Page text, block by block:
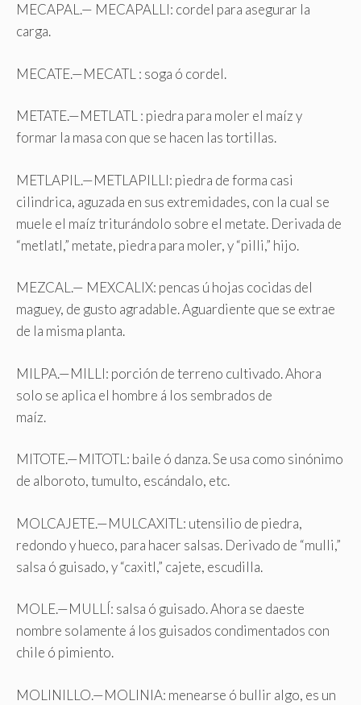
MECAPAL.— MECAPALLI: cordel para asegurar la
carga.
MECATE.—MECATL : soga ó cordel.
METATE.—METLATL : piedra para moler el maíz y
formar la masa con que se hacen las tortillas.
METLAPIL.—METLAPILLI: piedra de forma casi
cilindrica, aguzada en sus extremidades, con la cual se
muele el maíz triturándolo sobre el metate. Derivada de
“metlatl,” metate, piedra para moler, y “pilli,” hijo.
MEZCAL.— MEXCALIX: pencas ú hojas cocidas del
maguey, de gusto agradable. Aguardiente que se extrae
de la misma planta.
MILPA.—MILLI: porción de terreno cultivado. Ahora
solo se aplica el hombre á los sembrados de
maíz.
MITOTE.—MITOTL: baile ó danza. Se usa como sinónimo
de alboroto, tumulto, escándalo, etc.
MOLCAJETE.—MULCAXITL: utensilio de piedra,
redondo y hueco, para hacer salsas. Derivado de “mulli,”
salsa ó guisado, y “caxitl,” cajete, escudilla.
MOLE.—MULLÍ: salsa ó guisado. Ahora se daeste
nombre solamente á los guisados condimentados con
chile ó pimiento.
MOLINILLO.—MOLINIA: menearse ó bullir algo, es un